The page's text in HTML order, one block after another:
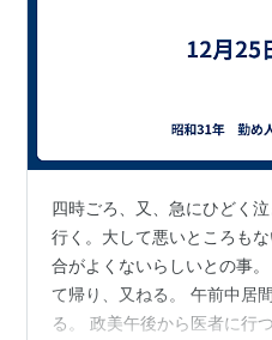
四時ごろ、又、急にひどく
行く。大して悪いところも
合がよくないらしいとの事
て帰り、又ねる。 午前中居
る。 政美午後から医者に行